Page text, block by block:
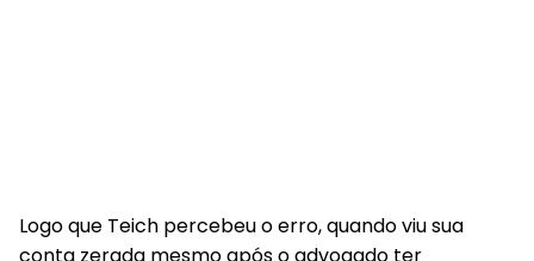
Logo que Teich percebeu o erro, quando viu sua